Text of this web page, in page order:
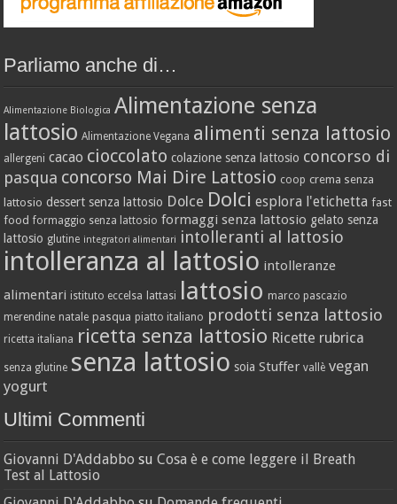
Parliamo anche di…
Alimentazione Biologica Alimentazione senza
lattosio Alimentazione Vegana alimenti senza lattosio
allergeni cacao cioccolato colazione senza lattosio concorso di
pasqua concorso Mai Dire Lattosio coop crema senza
lattosio dessert senza lattosio Dolce Dolci esplora l'etichetta fast
food formaggio senza lattosio formaggi senza lattosio gelato senza
lattosio glutine integratori alimentari intolleranti al lattosio
intolleranza al lattosio intolleranze
alimentari istituto eccelsa lattasi lattosio marco pascazio
merendine natale pasqua piatto italiano prodotti senza lattosio
ricetta italiana ricetta senza lattosio Ricette rubrica
senza glutine senza lattosio soia Stuffer vallè vegan
yogurt
Ultimi Commenti
Giovanni D'Addabbo suCosa è e come leggere il Breath
Test al Lattosio